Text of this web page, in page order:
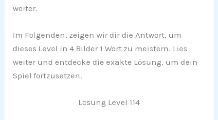
weiter.
Im Folgenden, zeigen wir dir die Antwort, um
dieses Level in 4 Bilder 1 Wort zu meistern. Lies
weiter und entdecke die exakte Lösung, um dein
Spiel fortzusetzen.
Lösung Level 114